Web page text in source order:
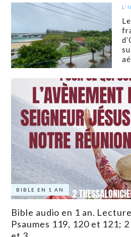
BIBLE EN 1 AN
Bible audio en 1 an.
Psaumes 119, 120 et 121;